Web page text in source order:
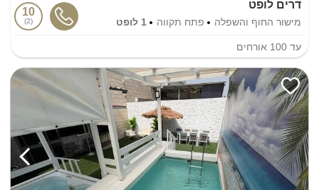
דרים לופט
מישור החוף והשפלה פתח תקווה 1 לופט
10
2
עד 100 אורחים